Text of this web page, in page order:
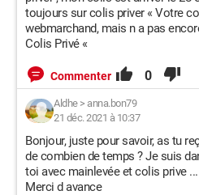
toujours sur colis priver « Votre
webmarchand, mais n a pas
Colis Privé «
Commenter 0
Aldhe> anna.bon79
21 déc. 2021 à 10:37
Bonjour, juste pour savoir, as tu
de combien de temps ? Je suis
toi avec mainlevée et colis prive ...
Merci d avance